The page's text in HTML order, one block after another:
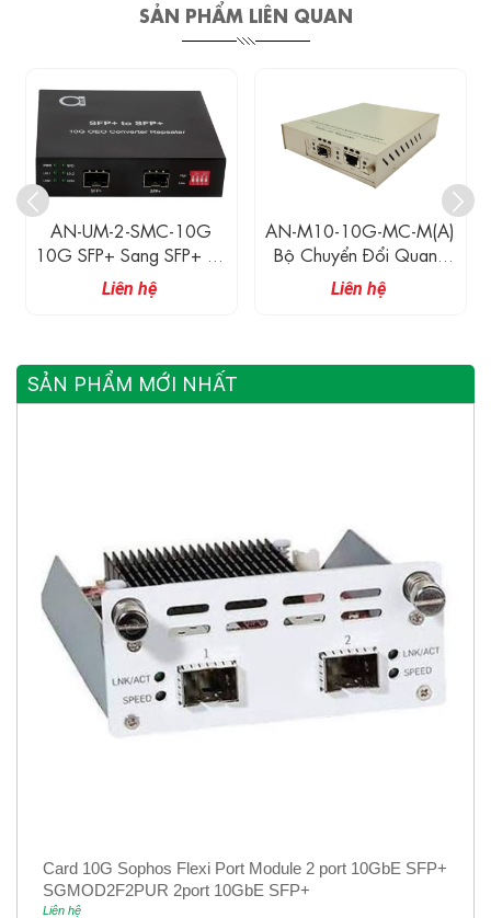
SẢN PHẨM LIÊN QUAN
AN-UM-2-SMC-10G
10G SFP+ Sang SFP+ Bộ
Chuyển Đổi Quang- Bộ
Lặp Trong Suốt 10G
Năng - Hỗ Trợ Module
Quang SFP 10GB Hoặc
Liên hệ
AN-M10-10G-MC-M(A)
Bộ Chuyển Đổi Quang
Điện SFP+ Sang UTP
10G
Liên hệ
SẢN PHẨM MỚI NHẤT
Card 10G Sophos Flexi Port Module 2 port 10GbE SFP+
SGMOD2F2PUR 2port 10GbE SFP+
Liên hệ